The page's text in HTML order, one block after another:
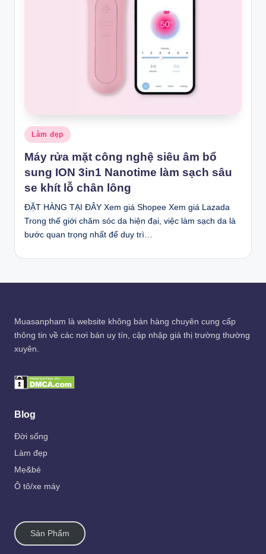
Posted
in
Làm đẹp
Máy rửa mặt công nghệ siêu âm bổ
sung ION 3in1 Nanotime làm sạch sâu
se khít lỗ chân lông
ĐẶT HÀNG TẠI ĐÂY Xem giá Shopee Xem giá Lazada
Trong thế giới chăm sóc da hiện đại, việc làm sạch da là
bước quan trọng nhất để duy trì…
Muasanpham là website không bán hàng chuyên cung cấp
thông tin về các nơi bán uy tín, cập nhập giá thị trường thường
xuyên.
Blog
Đời sống
Làm đẹp
Mẹ&bé
Ô tô/xe máy
Sản Phẩm